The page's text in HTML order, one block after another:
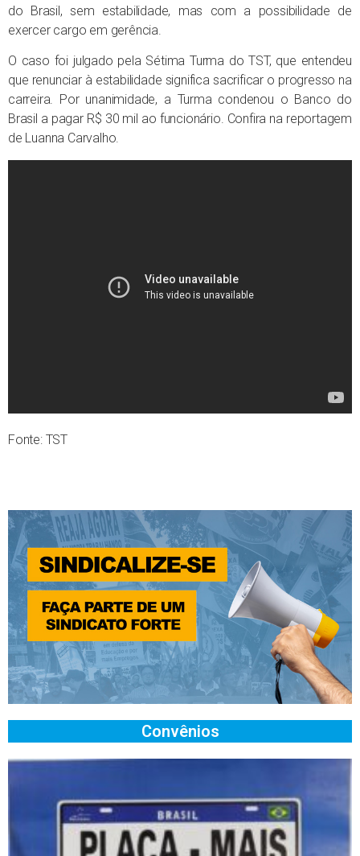
do Brasil, sem estabilidade, mas com a possibilidade de
exercer cargo em gerência.
O caso foi julgado pela Sétima Turma do TST, que entendeu
que renunciar à estabilidade significa sacrificar o progresso na
carreira. Por unanimidade, a Turma condenou o Banco do
Brasil a pagar R$ 30 mil ao funcionário. Confira na reportagem
de Luanna Carvalho.
Fonte: TST
Convênios